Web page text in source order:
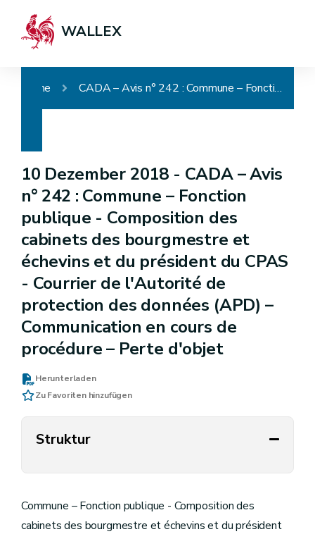
WALLEX
Home CADA – Avis n° 242 : Commune – Fonction publique - Composition des cabinets des bourgmestre et échevins et du président du CPAS - Courrier de l'Autorité de protection des données (APD) – Communication en cours de procédure – Perte d'objet
10 Dezember 2018 - CADA – Avis
n° 242 : Commune – Fonction
publique - Composition des
cabinets des bourgmestre et
échevins et du président du CPAS
- Courrier de l'Autorité de
protection des données (APD) –
Communication en cours de
procédure – Perte d'objet
Herunterladen
Zu Favoriten hinzufügen
Struktur
Commune – Fonction publique - Composition des
cabinets des bourgmestre et échevins et du président